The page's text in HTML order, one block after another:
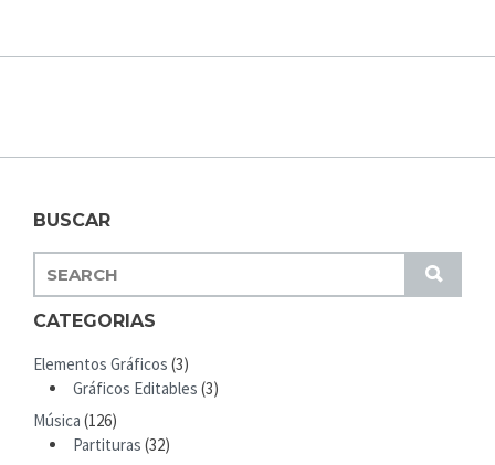
BUSCAR
S
U
A
C
F
CATEGORIAS
Elementos Gráficos (3)
Gráficos Editables (3)
Música (126)
Partituras (32)